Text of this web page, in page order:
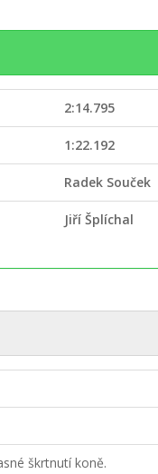
2:14.795
1:22.192
Radek Souček
Jiří Šplíchal
škrtnutí koně.